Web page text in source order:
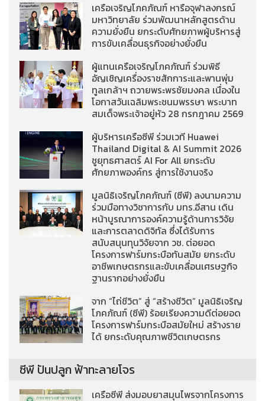
เครือเจริญโภคภัณฑ์ หารือจุฬาลงกรณ์
มหาวิทยาลัย ร่วมพัฒนาหลักสูตรด้าน
ความยั่งยืน ยกระดับศักยภาพผู้บริหารสู่
การขับเคลื่อนธุรกิจอย่างยั่งยืน
ผู้แทนเครือเจริญโภคภัณฑ์ ร่วมพิธี
อัญเชิญเครื่องราชสักการะและพานพุ่ม
ทูลเกล้าฯ ถวายพระพรชัยมงคล เนื่องใน
โอกาสวันเฉลิมพระชนมพรรษา พระบาท
สมเด็จพระเจ้าอยู่หัว 28 กรกฎาคม 2569
ผู้บริหารเครือซีพี ร่วมเวที Huawei
Thailand Digital & AI Summit 2026
ชูยุทธศาสตร์ AI For All ยกระดับ
ศักยภาพองค์กร สู่การใช้งานจริง
มูลนิธิเจริญโภคภัณฑ์ (ซีพี) ลงนามความ
ร่วมมือทางวิชาการกับ มทร.อีสาน เดิน
หน้าบูรณาการองค์ความรู้ด้านการวิจัย
และการตลาดดิจิทัล ซึ่งได้รับการ
สนับสนุนทุนวิจัยจาก วช. ต่อยอด
โครงการฟาร์มกระบือทันสมัย ยกระดับ
อาชีพเกษตรกรและขับเคลื่อนเศรษฐกิจ
ฐานรากอย่างยั่งยืน
จาก “ไถ่ชีวิต” สู่ “สร้างชีวิต” มูลนิธิเจริญ
โภคภัณฑ์ (ซีพี) ร้อยเรียงความดีต่อยอด
โครงการฟาร์มกระบือสมัยใหม่ สร้างราย
ได้ ยกระดับคุณภาพชีวิตเกษตรกร
ซีพี ปันปลูก ฟ้าทะลายโจร
เครือซีพี ส่งมอบยาสมุนไพรจากโครงการ